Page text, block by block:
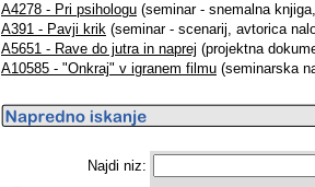
A4278 - Pri psihologu (seminar - snemalna
A391 - Pavji krik (seminar - scenarij, avtorica
A5651 - Rave do jutra in naprej (projektna
A10585 - "Onkraj" v igranem filmu (seminarska
Najdi niz: